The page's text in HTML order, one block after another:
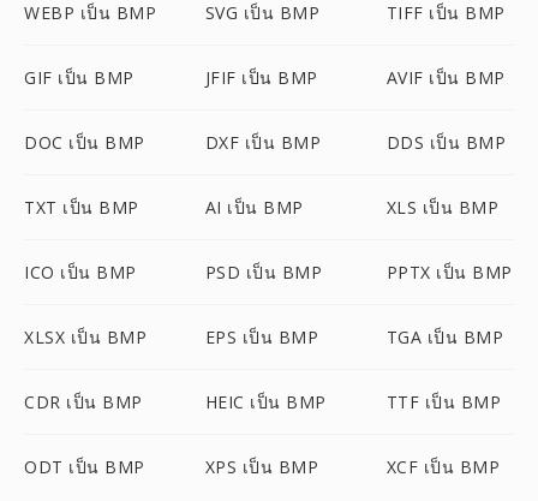
WEBP เป็น BMP SVG เป็น BMP TIFF เป็น BMP
GIF เป็น BMP JFIF เป็น BMP AVIF เป็น BMP
DOC เป็น BMP DXF เป็น BMP DDS เป็น BMP
TXT เป็น BMP AI เป็น BMP XLS เป็น BMP
ICO เป็น BMP PSD เป็น BMP PPTX เป็น BMP
XLSX เป็น BMP EPS เป็น BMP TGA เป็น BMP
CDR เป็น BMP HEIC เป็น BMP TTF เป็น BMP
ODT เป็น BMP XPS เป็น BMP XCF เป็น BMP